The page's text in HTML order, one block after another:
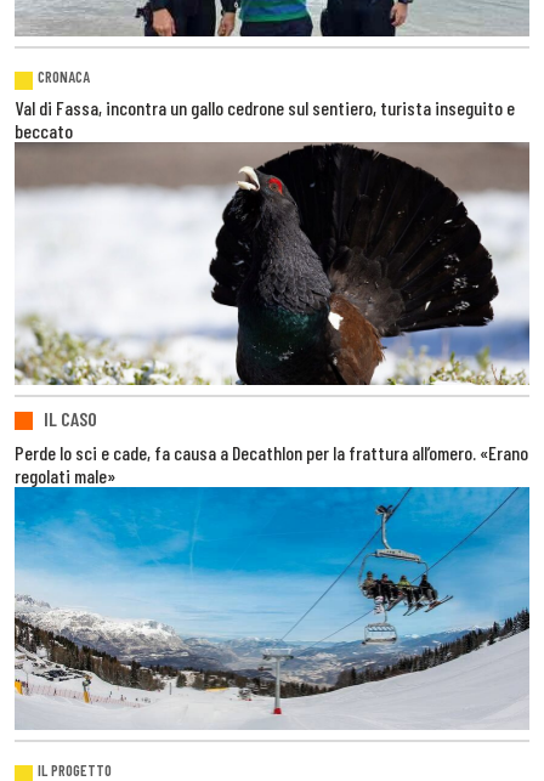
CRONACA
Val di Fassa, incontra un gallo cedrone sul sentiero, turista inseguito e
beccato
IL CASO
Perde lo sci e cade, fa causa a Decathlon per la frattura all’omero. «Erano
regolati male»
IL PROGETTO